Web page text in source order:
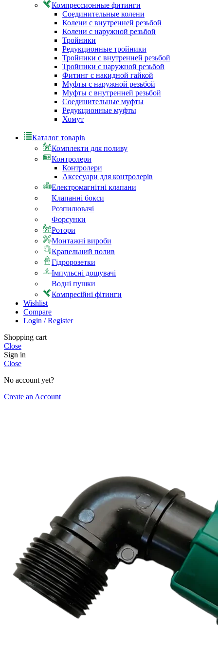
Компрессионные фитинги
Соединительные колени
Колени с внутренней резьбой
Колени с наружной резьбой
Тройники
Редукционные тройники
Тройники с внутренней резьбой
Тройники с наружной резьбой
Фитинг с накидной гайкой
Муфты с наружной резьбой
Муфты с внутренней резьбой
Соединительные муфты
Редукционные муфты
Хомут
Каталог товарів
Комплекти для поливу
Контролери
Контролери
Аксесуари для контролерів
Електромагнітні клапани
Клапанні бокси
Розпилювачі
Форсунки
Ротори
Монтажні вироби
Крапельний полив
Гідророзетки
Імпульсні дощувачі
Водні пушки
Компресійні фітинги
Wishlist
Compare
Login / Register
Shopping cart
Close
Sign in
Close
No account yet?
Create an Account